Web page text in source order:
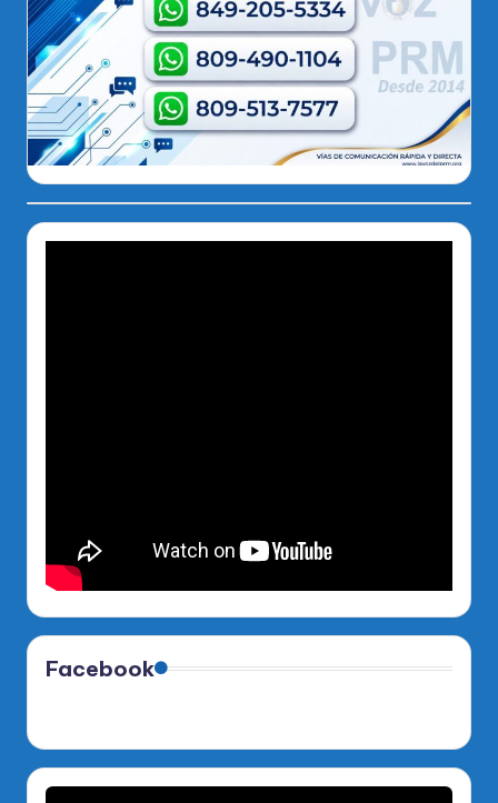
Facebook